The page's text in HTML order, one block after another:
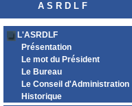
A S R D L F
L'ASRDLF
Présentation
Le mot du Président
Le Bureau
Le Conseil d'Administration
Historique